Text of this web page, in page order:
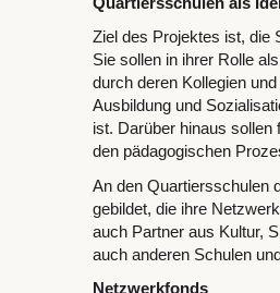
Ziel des Projektes ist, die
Sie sollen in ihrer Rolle
durch deren Kollegien
Ausbildung und
ist. Darüber hinaus
den pädagogischen
An den Quartiersschulen
gebildet, die ihre
auch Partner aus Kultur,
auch anderen Schulen
Netzwerkfonds